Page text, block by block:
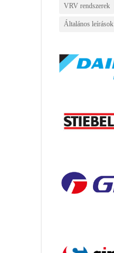
VRV rendszerek
Általános leírások